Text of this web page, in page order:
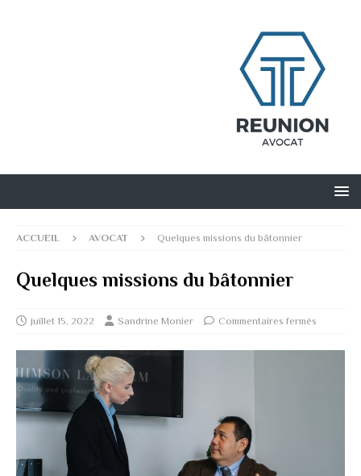
ACCUEIL AVOCAT Quelques missions du bâtonnier
Quelques missions du bâtonnier
juillet 15, 2022 Sandrine Monier Commentaires fermés